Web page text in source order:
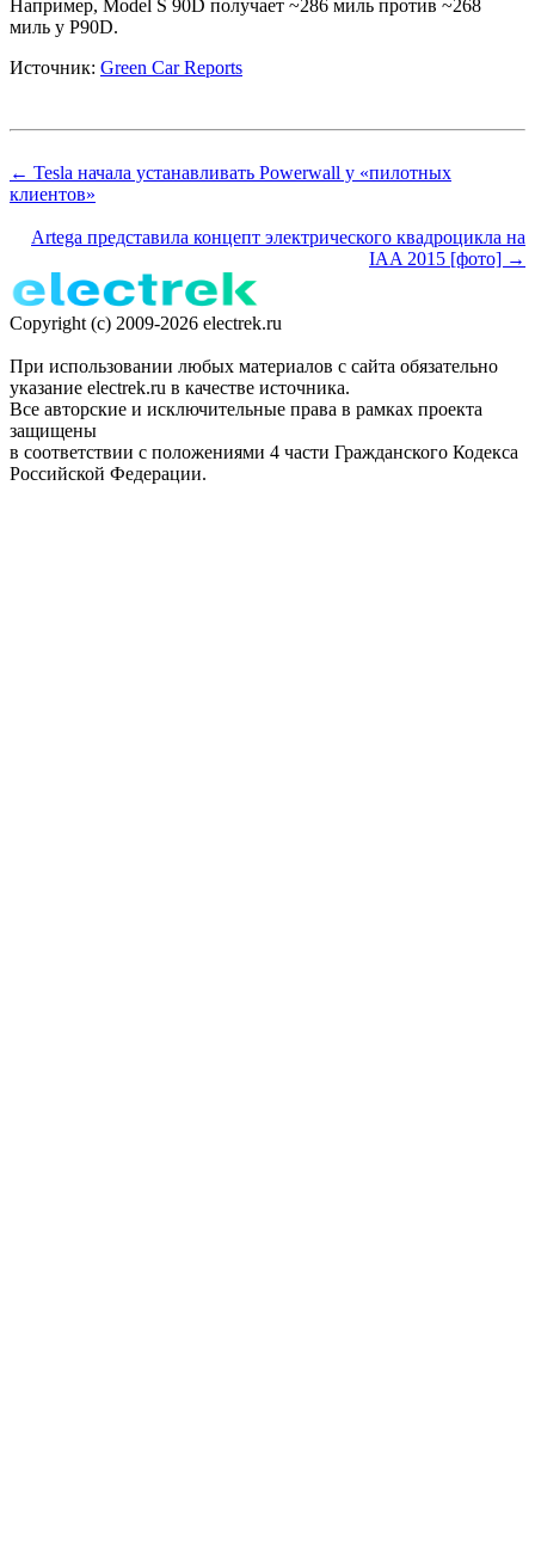
Например, Model S 90D получает ~286 миль против ~268
миль у P90D.
Источник: Green Car Reports
← Tesla начала устанавливать Powerwall у «пилотных
клиентов»
Artega представила концепт электрического квадроцикла на
IAA 2015 [фото] →
Copyright (c) 2009-2026 electrek.ru
При использовании любых материалов с сайта обязательно
указание electrek.ru в качестве источника.
Все авторские и исключительные права в рамках проекта
защищены
в соответствии с положениями 4 части Гражданского Кодекса
Российской Федерации.